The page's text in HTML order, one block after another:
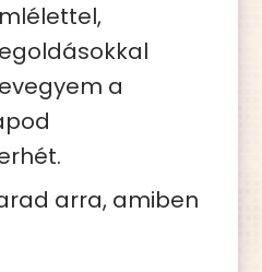
a
arra, amiben